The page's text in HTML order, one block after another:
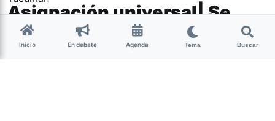
Asignación universal| Se
paga desde el miércoles con
un plus para algunas
Inicio En debate Agenda Tema Buscar